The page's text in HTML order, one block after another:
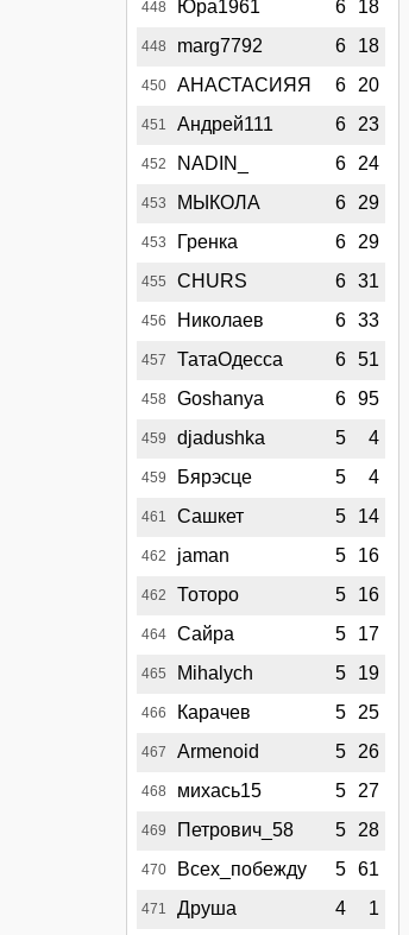
448 Юра1961 6 18
448 marg7792 6 18
450 АНАСТАСИЯЯ 6 20
451 Андрей111 6 23
452 NADIN_ 6 24
453 МЫКОЛА 6 29
453 Гренка 6 29
455 CHURS 6 31
456 Николаев 6 33
457 ТатаОдесса 6 51
458 Goshanya 6 95
459 djadushka 5 4
459 Бярэсце 5 4
461 Сашкет 5 14
462 jaman 5 16
462 Тоторо 5 16
464 Сайра 5 17
465 Mihalych 5 19
466 Карачев 5 25
467 Armenoid 5 26
468 михась15 5 27
469 Петрович_58 5 28
470 Всех_побежду 5 61
471 Друша 4 1